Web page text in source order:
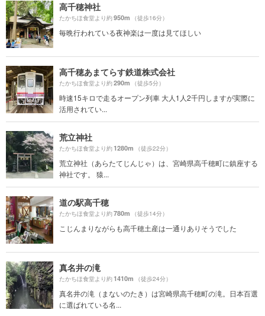
高千穂神社
たかちほ食堂より約950m （徒歩16分）
毎晩行われている夜神楽は一度は見てほしい
高千穂あまてらす鉄道株式会社
たかちほ食堂より約290m （徒歩5分）
時速15キロで走るオープン列車 大人1人2千円しますが実際に
活用されてい...
荒立神社
たかちほ食堂より約1280m （徒歩22分）
荒立神社（あらたてじんじゃ）は、宮崎県高千穂町に鎮座する
神社です。 猿...
道の駅高千穂
たかちほ食堂より約780m （徒歩14分）
こじんまりながらも高千穂土産は一通りありそうでした
真名井の滝
たかちほ食堂より約1410m （徒歩24分）
真名井の滝（まないのたき）は宮崎県高千穂町の滝。日本百選
に選ばれている名...